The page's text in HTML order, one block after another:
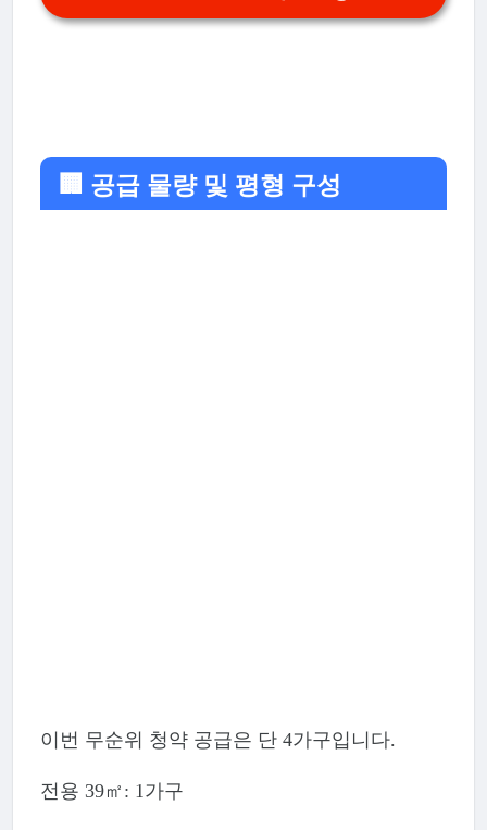
🏢 공급 물량 및 평형 구성
이번 무순위 청약 공급은 단 4가구입니다.
전용 39㎡: 1가구